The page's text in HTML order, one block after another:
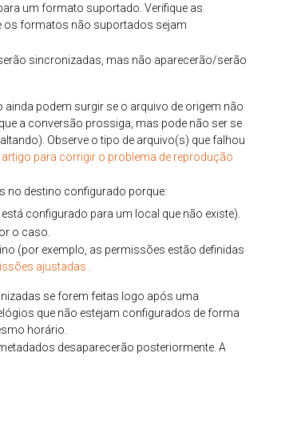
um formato suportado. Verifique as
os formatos não suportados sejam
sincronizadas, mas não aparecerão/serão
podem surgir se o arquivo de origem não
a conversão prossiga, mas pode não ser se
Observe o tipo de arquivo(s) que falhou
artigo para corrigir o problema de reprodução
no destino configurado porque:
configurado para um local que não existe).
o caso.
(por exemplo, as permissões estão definidas
ajustadas
se forem feitas logo após uma
que não estejam configurados de forma
horário.
desaparecerão posteriormente. A